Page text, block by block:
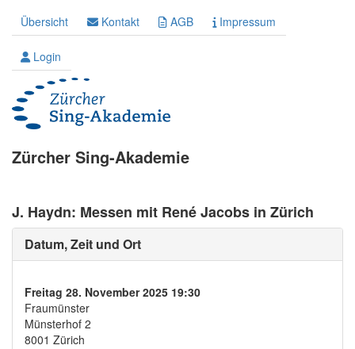
Übersicht Kontakt AGB Impressum
Login
Zürcher Sing-Akademie
J. Haydn: Messen mit René Jacobs in Zürich
Datum, Zeit und Ort
Freitag 28. November 2025 19:30
Fraumünster
Münsterhof 2
8001 Zürich